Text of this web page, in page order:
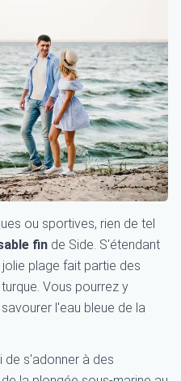
ou sportives, rien de tel
fin de Side. S'étendant
plage fait partie des
Vous pourrez y
l'eau bleue de la
de s'adonner à des